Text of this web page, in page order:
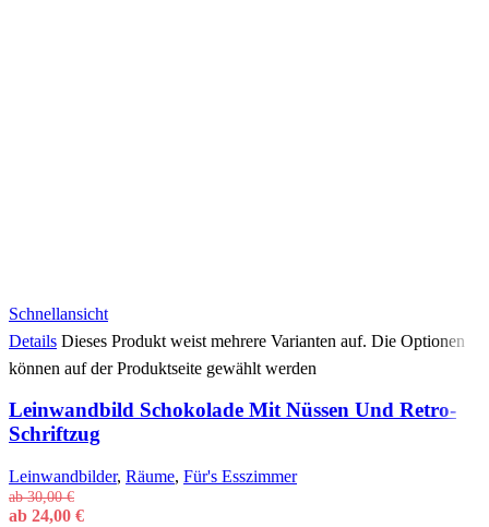
Schnellansicht
Details Dieses Produkt weist mehrere Varianten auf. Die Optionen
können auf der Produktseite gewählt werden
Leinwandbild Schokolade Mit Nüssen Und Retro-
Schriftzug
Leinwandbilder, Räume, Für's Esszimmer
ab30,00€
ab 24,00 €